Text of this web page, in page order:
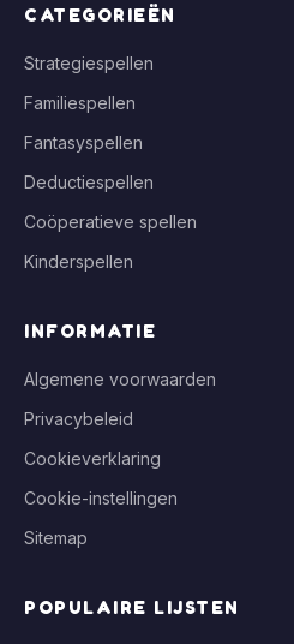
CATEGORIEËN
Strategiespellen
Familiespellen
Fantasyspellen
Deductiespellen
Coöperatieve spellen
Kinderspellen
INFORMATIE
Algemene voorwaarden
Privacybeleid
Cookieverklaring
Cookie-instellingen
Sitemap
POPULAIRE LIJSTEN